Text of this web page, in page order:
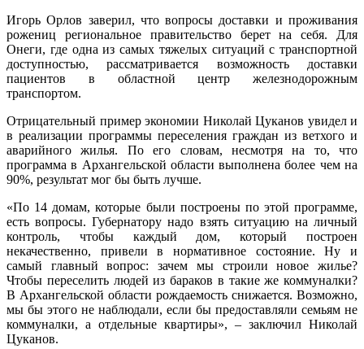
Игорь Орлов заверил, что вопросы доставки и проживания
рожениц региональное правительство берет на себя. Для
Онеги, где одна из самых тяжелых ситуаций с транспортной
доступностью, рассматривается возможность доставки
пациентов в областной центр железнодорожным
транспортом.
Отрицательный пример экономии Николай Цуканов увидел и
в реа­лизации программы переселения граждан из ветхого и
аварийного жилья. По его словам, несмотря на то, что
программа в Архангельской области выполнена более чем на
90%, результат мог бы быть лучше.
«По 14 домам, которые были построены по этой программе,
есть вопросы. Губернатору надо взять ситуацию на личный
контроль, чтобы каждый дом, который построен
некачественно, привели в нормативное состояние. Ну и
самый главный вопрос: зачем мы строили новое жилье?
Чтобы переселить людей из бараков в такие же коммуналки?
В Архангельской области рождаемость снижается. Возможно,
мы бы этого не наблюдали, если бы предоставляли семьям не
коммуналки, а отдельные квартиры», – заключил Николай
Цуканов.